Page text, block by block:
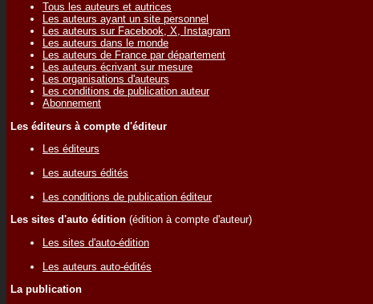
Tous les auteurs et autrices
Les auteurs ayant un site personnel
Les auteurs sur Facebook, X, Instagram
Les auteurs dans le monde
Les auteurs de France par département
Les auteurs écrivant sur mesure
Les organisations d'auteurs
Les conditions de publication auteur
Abonnement
Les éditeurs à compte d'éditeur
Les éditeurs
Les auteurs édités
Les conditions de publication éditeur
Les sites d'auto édition (édition à compte d'auteur)
Les sites d'auto-édition
Les auteurs auto-édités
La publication